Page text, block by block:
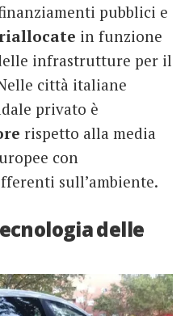
pubblici e
riallocate in funzione
infrastrutture per il
città italiane
privato è
rispetto alla media
con
sull’ambiente.
delle